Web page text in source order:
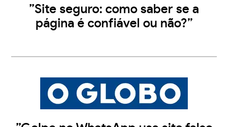
”Site seguro: como saber se a
página é confiável ou não?”